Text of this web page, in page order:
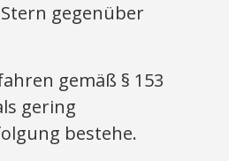
gegenüber
gemäß § 153
gering
bestehe.